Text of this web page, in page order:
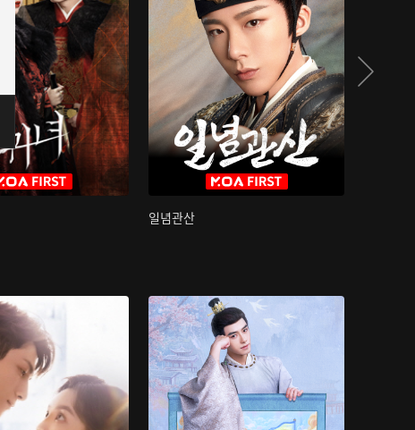
일념관산